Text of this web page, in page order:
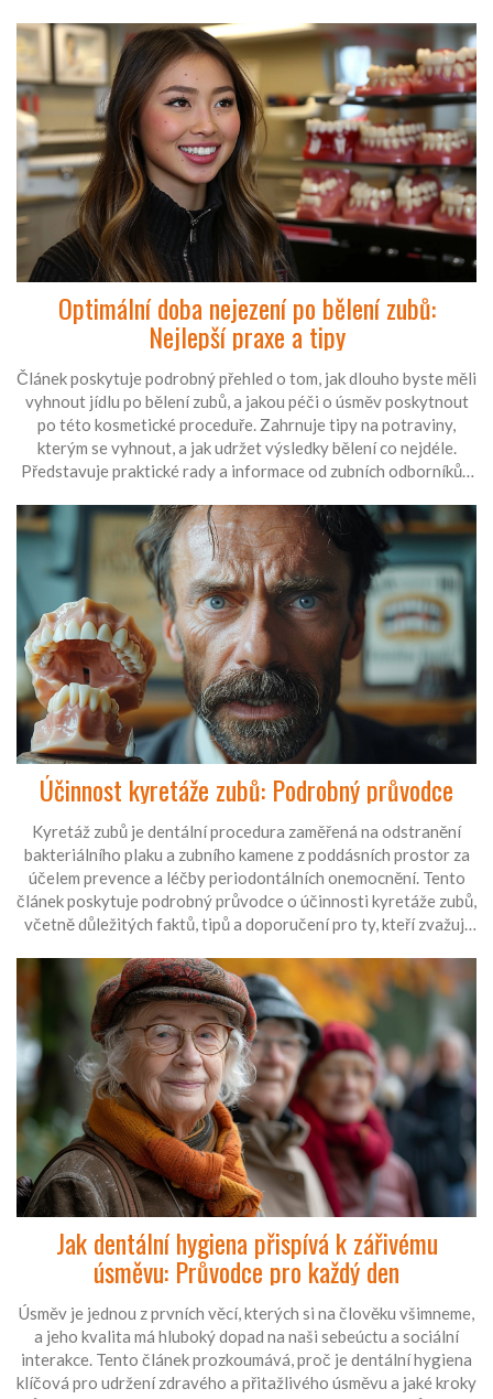
bezproblémové hojení.
Optimální doba nejezení po bělení zubů:
Nejlepší praxe a tipy
Článek poskytuje podrobný přehled o tom, jak dlouho byste měli
vyhnout jídlu po bělení zubů, a jakou péči o úsměv poskytnout
po této kosmetické proceduře. Zahrnuje tipy na potraviny,
kterým se vyhnout, a jak udržet výsledky bělení co nejdéle.
Představuje praktické rady a informace od zubních odborníků s
Účinnost kyretáže zubů: Podrobný průvodce
Kyretáž zubů je dentální procedura zaměřená na odstranění
bakteriálního plaku a zubního kamene z poddásních prostor za
účelem prevence a léčby periodontálních onemocnění. Tento
článek poskytuje podrobný průvodce o účinnosti kyretáže zubů,
včetně důležitých faktů, tipů a doporučení pro ty, kteří zvažují
základní informace, ale i hlubší pochopení toho, jak kyretáž
může pomoci udržet vaši ústní dutinu zdravou.
Jak dentální hygiena přispívá k zářivému
úsměvu: Průvodce pro každý den
Úsměv je jednou z prvních věcí, kterých si na člověku všimneme,
a jeho kvalita má hluboký dopad na naši sebeúctu a sociální
interakce. Tento článek prozkoumává, proč je dentální hygiena
klíčová pro udržení zdravého a přitažlivého úsměvu a jaké kroky